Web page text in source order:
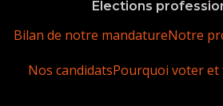
Elections
Bilan de notre mandatureNotre
Nos candidatsPourquoi voter et